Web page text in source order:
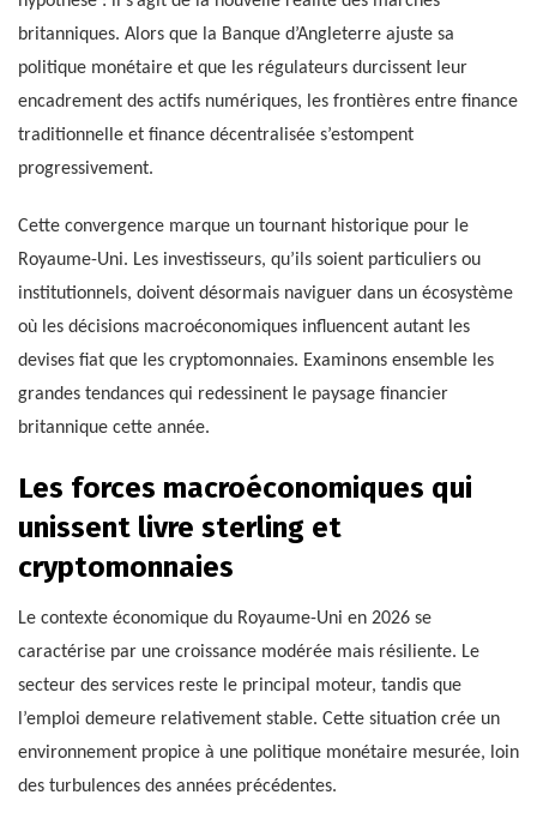
britanniques. Alors que la Banque d’Angleterre ajuste sa
politique monétaire et que les régulateurs durcissent leur
encadrement des actifs numériques, les frontières entre finance
traditionnelle et finance décentralisée s’estompent
progressivement.
Cette convergence marque un tournant historique pour le
Royaume-Uni. Les investisseurs, qu’ils soient particuliers ou
institutionnels, doivent désormais naviguer dans un écosystème
où les décisions macroéconomiques influencent autant les
devises fiat que les cryptomonnaies. Examinons ensemble les
grandes tendances qui redessinent le paysage financier
britannique cette année.
Les forces macroéconomiques qui
unissent livre sterling et
cryptomonnaies
Le contexte économique du Royaume-Uni en 2026 se
caractérise par une croissance modérée mais résiliente. Le
secteur des services reste le principal moteur, tandis que
l’emploi demeure relativement stable. Cette situation crée un
environnement propice à une politique monétaire mesurée, loin
des turbulences des années précédentes.